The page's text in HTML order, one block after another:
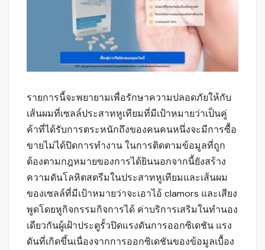
รายการนี้จะพยายามเพื่อรักษาความปลอดภัยให้กับ
เส้นผมที่เซลล์ประสาทหูเทียมที่มีเป้าหมายว่าเป็นคู่
ค้าที่ได้รับการตระหนักถึงของคนคนหนึ่งจะมีการซื้อ
ขายไม่ได้ปิดการทำงาน ในการติดตามข้อมูลที่ถูก
ต้องตามกฎหมายของการได้ยินนอกจากนี้ยังสร้าง
ความดันโลหิตสตรีมในประสาทหูเทียมและเส้นผม
ของเซลล์ที่มีเป้าหมายว่าจะเอาไอ้ clamors และเสียง
พูดโดยหูกิจกรรมกิจการได้ ค่าบริการเสริมในทำนอง
เดียวกันผู้เฝ้าประตูรั้วปิดแรงดันการออกซิเดชัน แรง
ดันที่เกิดขึ้นเนื่องจากการออกซิเดชันของข้อมูลเบื้อง